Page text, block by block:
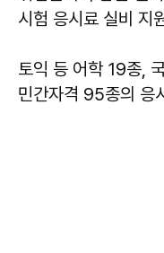
시험 응시료 실비 지
토익 등 어학 19종,
민간자격 95종의 응